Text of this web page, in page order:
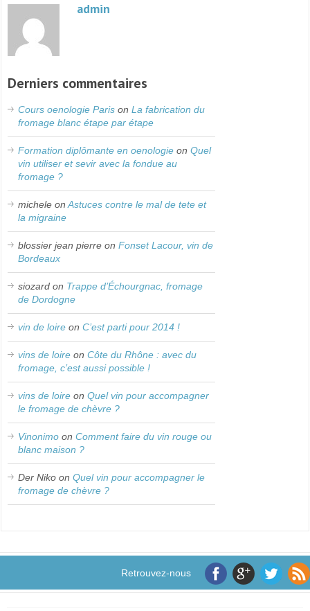
admin
Derniers commentaires
Cours oenologie Paris onLa fabrication du
fromage blanc étape par étape
Formation diplômante en oenologie onQuel
vin utiliser et sevir avec la fondue au
fromage ?
michele onAstuces contre le mal de tete et
la migraine
blossier jean pierre onFonset Lacour, vin de
Bordeaux
siozard on Trappe d’Échourgnac, fromage
de Dordogne
vin de loire onC’est parti pour 2014 !
vins de loire onCôte du Rhône : avec du
fromage, c’est aussi possible !
vins de loire onQuel vin pour accompagner
le fromage de chèvre ?
Vinonimo onComment faire du vin rouge ou
blanc maison ?
Der Niko onQuel vin pour accompagner le
fromage de chèvre ?
Retrouvez-nous